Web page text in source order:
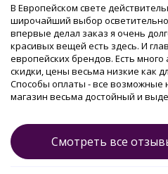
В Европейском свете
широчайший выбор
впервые делал заказ я очень
красивых вещей есть здесь. И
европейских брендов. Есть много
скидки, цены весьма низкие как
Способы оплаты - все
магазин весьма достойный и
Смотреть все